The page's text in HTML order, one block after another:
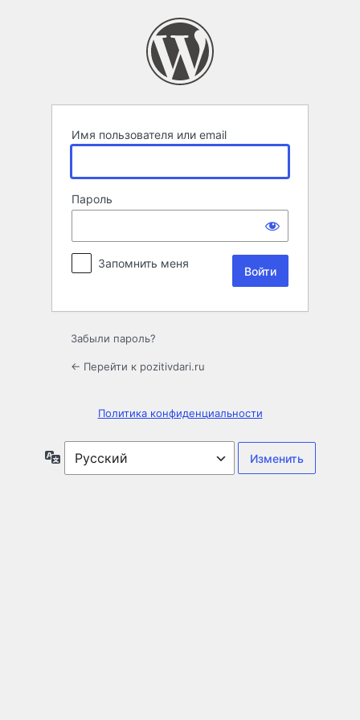
Имя пользователя или email
Пароль
Запомнить меня
Забыли пароль?
← Перейти к pozitivdari.ru
Политика конфиденциальности
Язык